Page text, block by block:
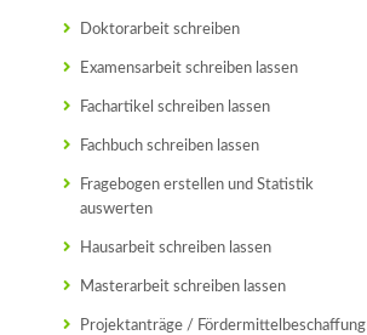
Doktorarbeit schreiben
Examensarbeit schreiben lassen
Fachartikel schreiben lassen
Fachbuch schreiben lassen
Fragebogen erstellen und Statistik
auswerten
Hausarbeit schreiben lassen
Masterarbeit schreiben lassen
Projektanträge / Fördermittelbeschaffung